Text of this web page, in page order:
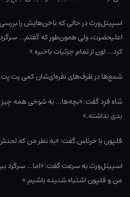
اسپیتل‌ورث در حالی که ناخن‌هایش را
اعلیحضرت، ولی همون‌طور که گفتم…
کرد… اون از تمام جزئیات باخبره.»
شمع‌ها در ظرف‌های نقره‌ای‌شان کمی پت پت
شاه فرِد گفت: «بچه‌ها… به شوخی همه
بدی نداشته.»
فلپون با خرناس گفت: «به نظر من که
اسپیتل‌ورث به سرعت گفت: «اما… سرگرد
من و فلپون اشتباه شنیده باشیم.»